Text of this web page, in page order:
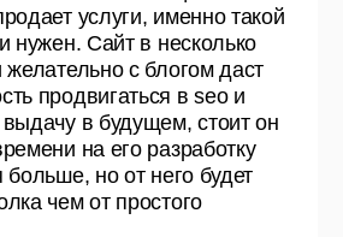
услуги, именно такой
нужен. Сайт в несколько
желательно с блогом даст
продвигаться в seo и
в будущем, стоит он
на его разработку
больше, но от него будет
чем от простого